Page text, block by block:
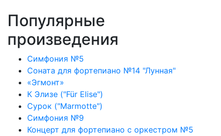
Популярные
произведения
Симфония №5
Соната для фортепиано №14 "Лунная"
«Эгмонт»
К Элизе ("Für Elise")
Сурок ("Marmotte")
Симфония №9
Концерт для фортепиано с оркестром №5